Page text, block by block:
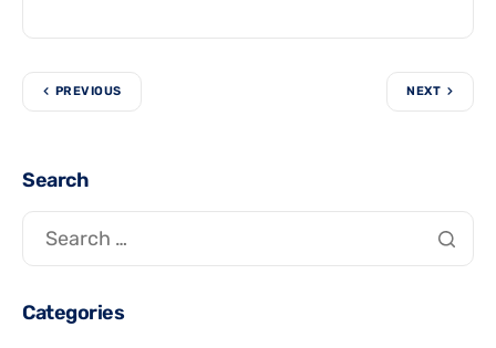
PREVIOUS NEXT
Search
Categories